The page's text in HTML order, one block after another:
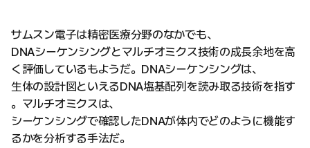
サムスン電子は精密医療分野のなかでも、
DNAシーケンシングとマルチオミクス技術の成長余地を高
く評価しているもようだ。DNAシーケンシングは、
生体の設計図といえるDNA塩基配列を読み取る技術を指す
。マルチオミクスは、
シーケンシングで確認したDNAが体内でどのように機能す
るかを分析する手法だ。